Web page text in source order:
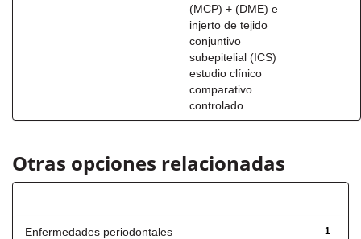
(MCP) + (DME) e
injerto de tejido
conjuntivo
subepitelial (ICS)
estudio clínico
comparativo
controlado
Otras opciones relacionadas
1
Enfermedades periodontales